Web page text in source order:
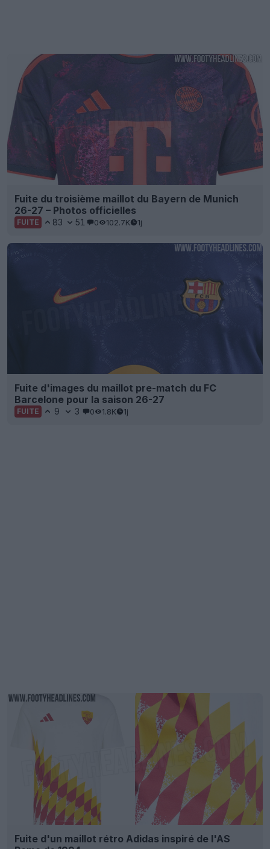
Fuite du troisième maillot du Bayern de Munich
26-27 – Photos officielles
FUITE 83 51 0 102.7K 1j
Fuite d'images du maillot pre-match du FC
Barcelone pour la saison 26-27
FUITE 9 3 0 1.8K 1j
Fuite d'un maillot rétro Adidas inspiré de l'AS